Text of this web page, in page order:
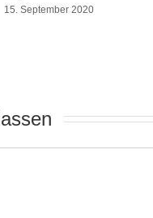
15. September 2020